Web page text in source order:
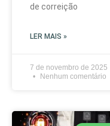
de correição
LER MAIS »
7 de novembro de 2025
Nenhum comentário